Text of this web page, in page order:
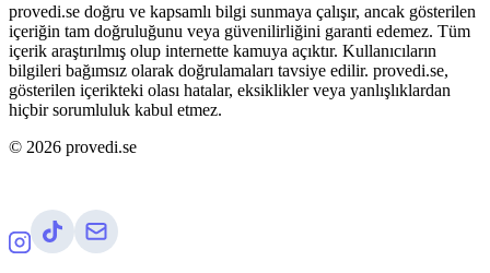
provedi.se doğru ve kapsamlı bilgi sunmaya çalışır, ancak gösterilen
içeriğin tam doğruluğunu veya güvenilirliğini garanti edemez. Tüm
içerik araştırılmış olup internette kamuya açıktır. Kullanıcıların
bilgileri bağımsız olarak doğrulamaları tavsiye edilir. provedi.se,
gösterilen içerikteki olası hatalar, eksiklikler veya yanlışlıklardan
hiçbir sorumluluk kabul etmez.
© 2026 provedi.se